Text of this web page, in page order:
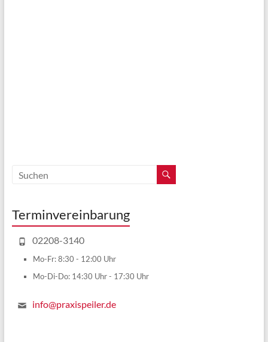
Terminvereinbarung
02208-3140
Mo-Fr: 8:30 - 12:00 Uhr
Mo-Di-Do: 14:30 Uhr - 17:30 Uhr
info@praxispeiler.de